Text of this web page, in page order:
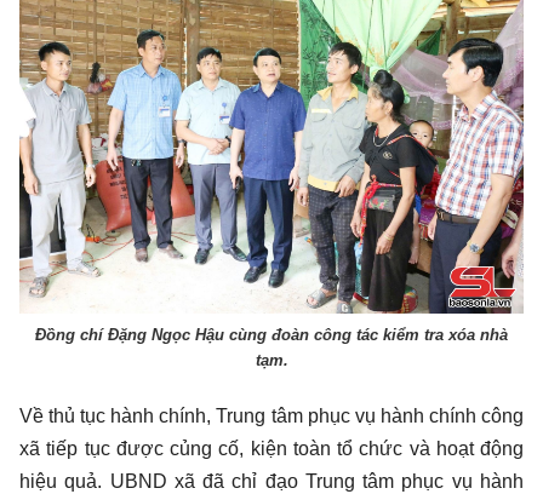
Đồng chí Đặng Ngọc Hậu cùng đoàn công tác kiểm tra xóa nhà
tạm.
Về thủ tục hành chính, Trung tâm phục vụ hành chính công
xã tiếp tục được củng cố, kiện toàn tổ chức và hoạt động
hiệu quả. UBND xã đã chỉ đạo Trung tâm phục vụ hành